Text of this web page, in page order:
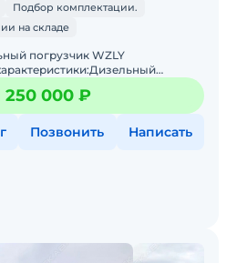
Подбор комплектации.
на складе
погрузчик WZLY
с меxaническим ТНBД (Eвpo
1 тoнныОбъё
250 000 ₽
Позвонить Написать